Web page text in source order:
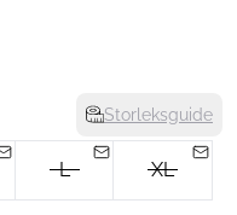
Storleksguide
L XL